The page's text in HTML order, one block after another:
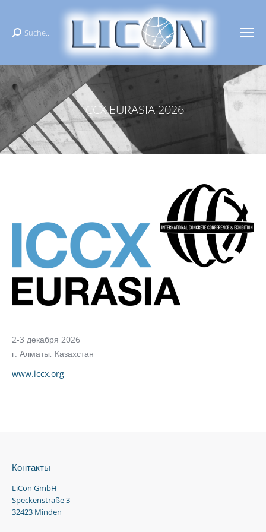
Поиск:
Suche...
ICCX EURASIA 2026
2-3 декабря 2026
г. Алматы, Казахстан
www.iccx.org
Контакты
LiCon GmbH
Speckenstraße 3
32423 Minden